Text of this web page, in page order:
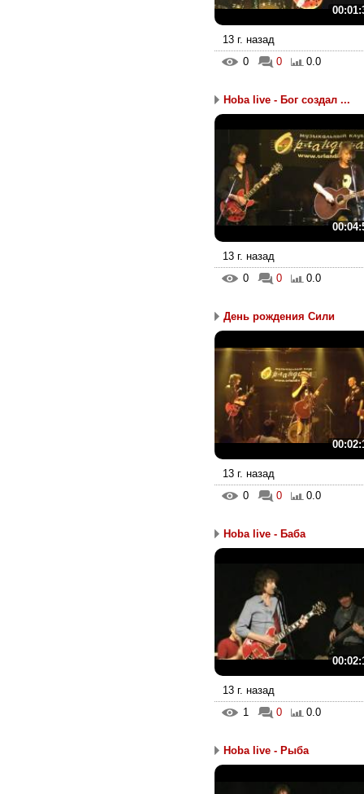
13 г. назад
0
0 0.0
Hoba live - Бог создал ...
13 г. назад
0
0 0.0
День рождения Сили
13 г. назад
0
0 0.0
Hoba live - Баба
13 г. назад
1
0 0.0
Hoba live - Рыба